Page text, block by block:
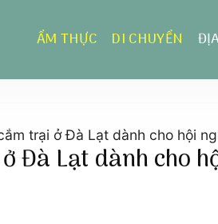
ẨM THỰC DI CHUYỂN
trại ở Đà Lạt dành cho hội
Đà Lạt dành cho